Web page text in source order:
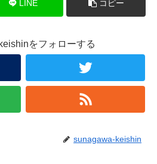
LINE コピー
をフォローする
sunagawa-keishin